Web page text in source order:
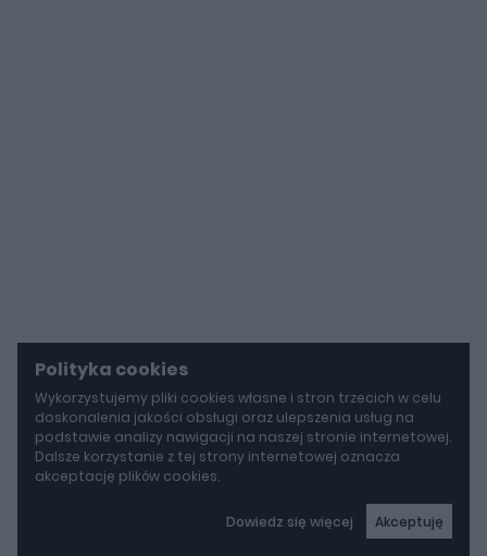
Polityka cookies
Wykorzystujemy pliki cookies własne i stron trzecich w celu
doskonalenia jakości obsługi oraz ulepszenia usług na
podstawie analizy nawigacji na naszej stronie internetowej.
Dalsze korzystanie z tej strony internetowej oznacza
akceptację plików cookies.
Dowiedz się więcej Akceptuję